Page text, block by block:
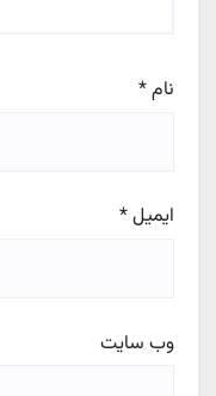
نام*
ایمیل*
وب‌ سایت